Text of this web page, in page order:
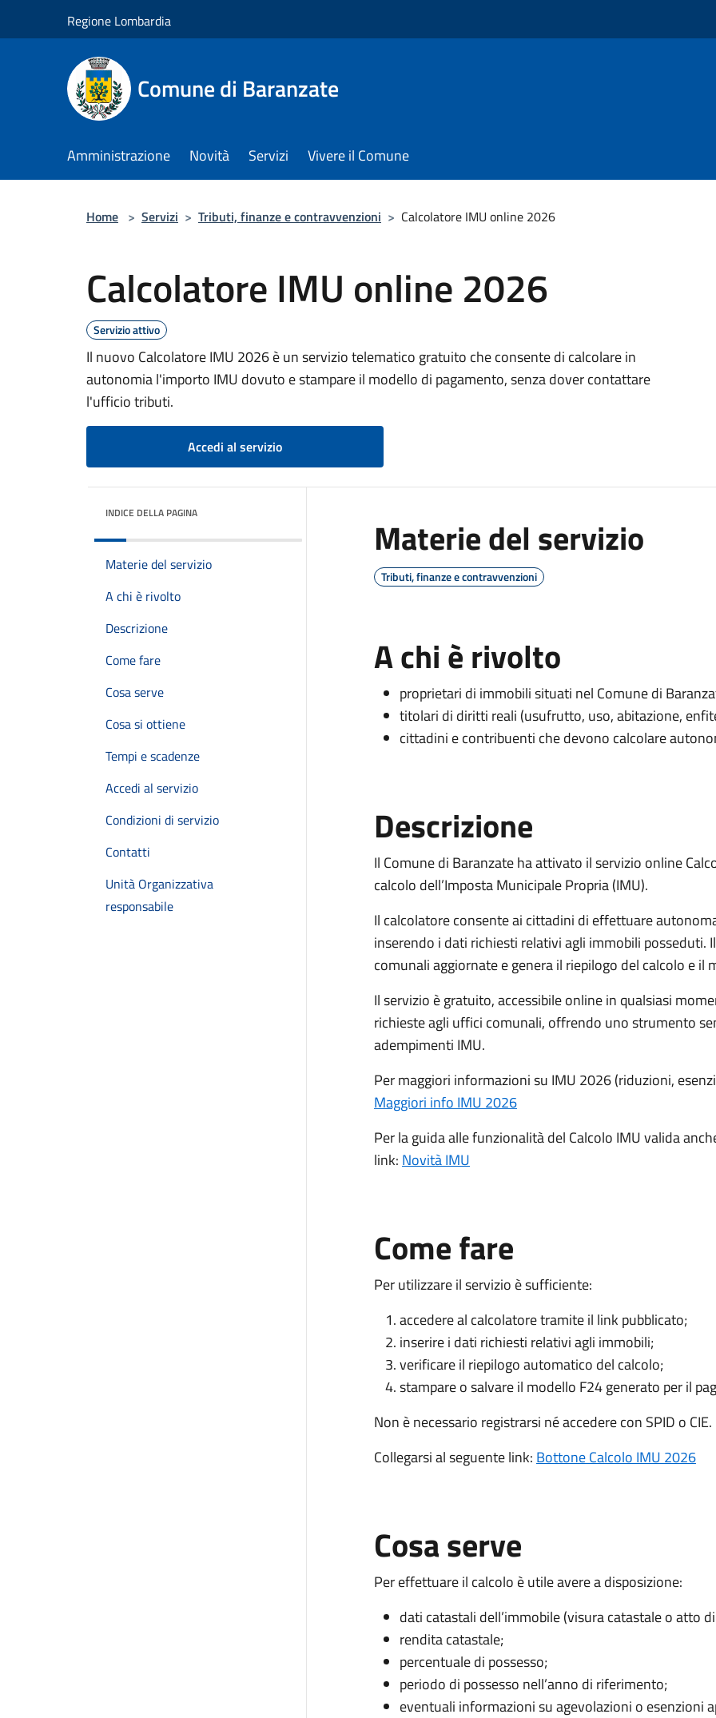
Regione Lombardia
Comune di Baranzate
Amministrazione Novità Servizi Vivere il Comune
Home > Servizi > Tributi, finanze e contravvenzioni > Calcolatore IMU online 2026
Calcolatore IMU online 2026
Servizio attivo
Il nuovo Calcolatore IMU 2026 è un servizio telematico gratuito che consente di calcolare in
autonomia l'importo IMU dovuto e stampare il modello di pagamento, senza dover contattare
l'ufficio tributi.
Accedi al servizio
INDICE DELLA PAGINA
Materie del servizio
A chi è rivolto
Descrizione
Come fare
Cosa serve
Cosa si ottiene
Tempi e scadenze
Accedi al servizio
Condizioni di servizio
Contatti
Unità Organizzativa
responsabile
Materie del servizio
Tributi, finanze e contravvenzioni
A chi è rivolto
proprietari di immobili situati nel Comune di
titolari di diritti reali (usufrutto, uso, abitazione,
cittadini e contribuenti che devono calcolare
Descrizione
Il Comune di Baranzate ha attivato il servizio online
calcolo dell’Imposta Municipale Propria (IMU).
Il calcolatore consente ai cittadini di effettuare
inserendo i dati richiesti relativi agli immobili posseduti.
comunali aggiornate e genera il riepilogo del calcolo e il
Il servizio è gratuito, accessibile online in qualsiasi
richieste agli uffici comunali, offrendo uno strumento
adempimenti IMU.
Per maggiori informazioni su IMU 2026 (riduzioni,
Maggiori info IMU 2026
Per la guida alle funzionalità del Calcolo IMU valida
link: Novità IMU
Come fare
Per utilizzare il servizio è sufficiente:
accedere al calcolatore tramite il link pubblicato;
inserire i dati richiesti relativi agli immobili;
verificare il riepilogo automatico del calcolo;
stampare o salvare il modello F24 generato per il
Non è necessario registrarsi né accedere con SPID o CIE.
Collegarsi al seguente link: Bottone Calcolo IMU 2026
Cosa serve
Per effettuare il calcolo è utile avere a disposizione:
dati catastali dell’immobile (visura catastale o atto
rendita catastale;
percentuale di possesso;
periodo di possesso nell’anno di riferimento;
eventuali informazioni su agevolazioni o esenzioni